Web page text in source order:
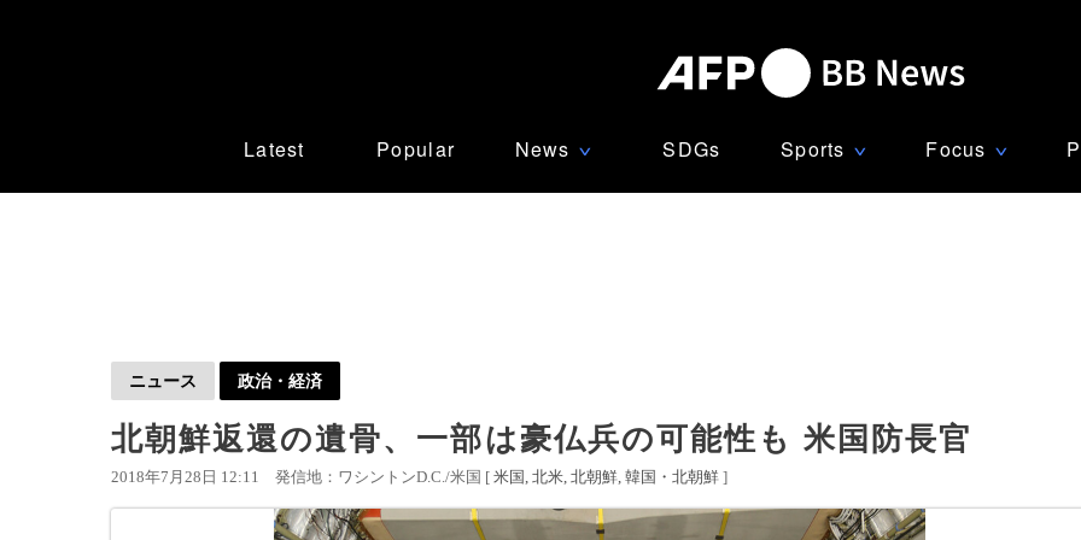
Latest Popular News ∨ SDGs Sports ∨ Focus ∨
ニュース 政治・経済
北朝鮮返還の遺骨、一部は豪仏兵の可能性も 米国防長官
2018年7月28日 12:11 発信地：ワシントンD.C./米国 [ 米国 北米 北朝鮮 韓国・北朝鮮 ]